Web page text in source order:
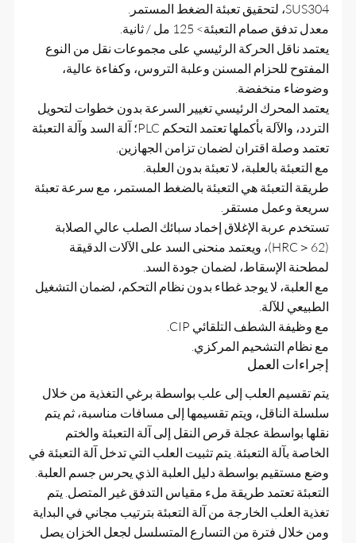
SUS304، لتحقيق تعبئة الضغط المستمر.
معدل تدفق صمام التعبئة> 125 مل / ثانية.
يعتمد ناقل الحركة الرئيسي على مجموعات نقل من النوع
المفتوح للحزام المسنن وعلبة التروس، وكفاءة عالية،
وضوضاء منخفضة.
يعتمد المحرك الرئيسي تغيير السرعة بدون خطوات لتحويل
التردد، والآلة بأكملها تعتمد التحكم PLC؛ آلة السد وآلة التعبئة
تعتمد وصلة اقتران لضمان تزامن الجهازين.
مع التعبئة بالعلبة، لا تعبئة بدون العلبة.
طريقة التعبئة هي التعبئة بالضغط المستمر، مع سرعة تعبئة
سريعة وعمل مستقر.
تستخدم عربة الإغلاق إخماد سبائك الصلب عالي الصلابة
(HRC＞62)، ويعتمد منحنى السد على الآلات الدقيقة
لمطحنة الإسقاط، لضمان جودة السد.
مع العلبة، لا يوجد غطاء بدون نظام التحكم، لضمان التشغيل
الطبيعي للآلة.
مع وظيفة الشطف التلقائي CIP.
مع نظام التشحيم المركزي.
إجراءات العمل
يتم تقسيم العلب إلى علب بواسطة برغي التغذية من خلال
سلسلة الناقل، ويتم تقسيمها إلى مسافات مناسبة، ثم يتم
نقلها بواسطة عجلة قرص النقل إلى آلة التعبئة والختم
الخاصة بآلة التعبئة. يتم تثبيت العلب التي تدخل آلة التعبئة في
وضع مستقيم بواسطة دليل العلبة الذي يحرس جسم العلبة.
التعبئة تعتمد طريقة ملء مقياس التدفق غير المتصل. يتم
تغذية العلب الخارجة من آلة التعبئة بترتيب مجاني في البداية
ومن خلال فترة من التسارع المتسلسل لجعل الخزان يصل